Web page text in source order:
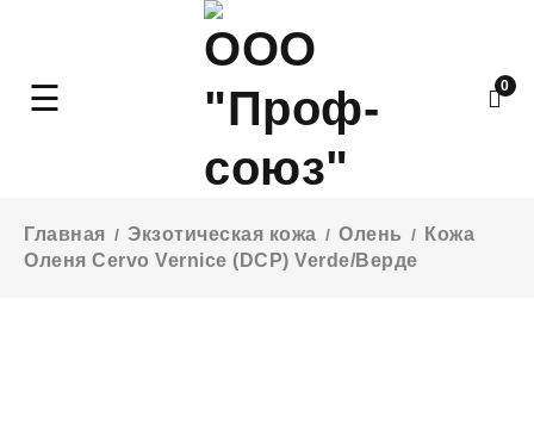
0
Главная / Экзотическая кожа / Олень /
Кожа
Оленя Cervo Vernice (DCP) Verde/Верде